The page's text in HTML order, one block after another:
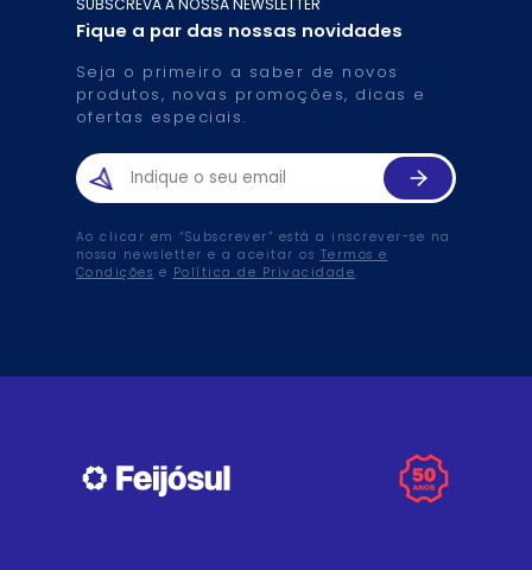
SUBSCREVA A NOSSA NEWSLETTER
Fique a par das nossas novidades
Seja o primeiro a saber de novos
produtos, novas promoções, dicas e
ofertas especiais.
Ao clicar em “Subscrever” está a inscrever-se na
nossa newsletter e a aceitar os Termos e
Condições e Política de Privacidade.